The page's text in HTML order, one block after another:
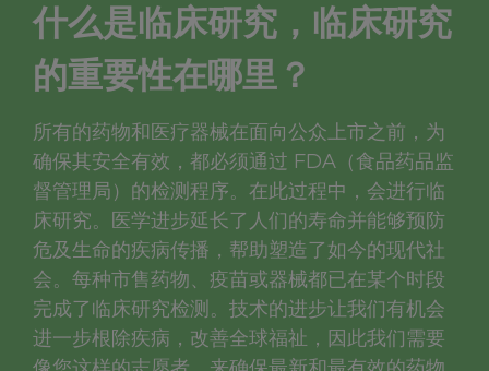
什么是临床研究，临床研究
的重要性在哪里？
所有的药物和医疗器械在面向公众上市之前，为
确保其安全有效，都必须通过 FDA（食品药品监
督管理局）的检测程序。在此过程中，会进行临
床研究。医学进步延长了人们的寿命并能够预防
危及生命的疾病传播，帮助塑造了如今的现代社
会。每种市售药物、疫苗或器械都已在某个时段
完成了临床研究检测。技术的进步让我们有机会
进一步根除疾病，改善全球福祉，因此我们需要